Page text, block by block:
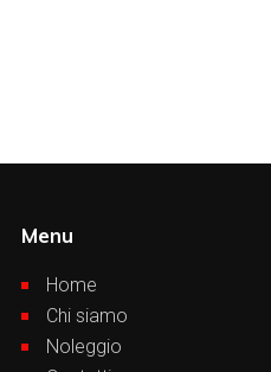
Menu
Home
Chi siamo
Noleggio